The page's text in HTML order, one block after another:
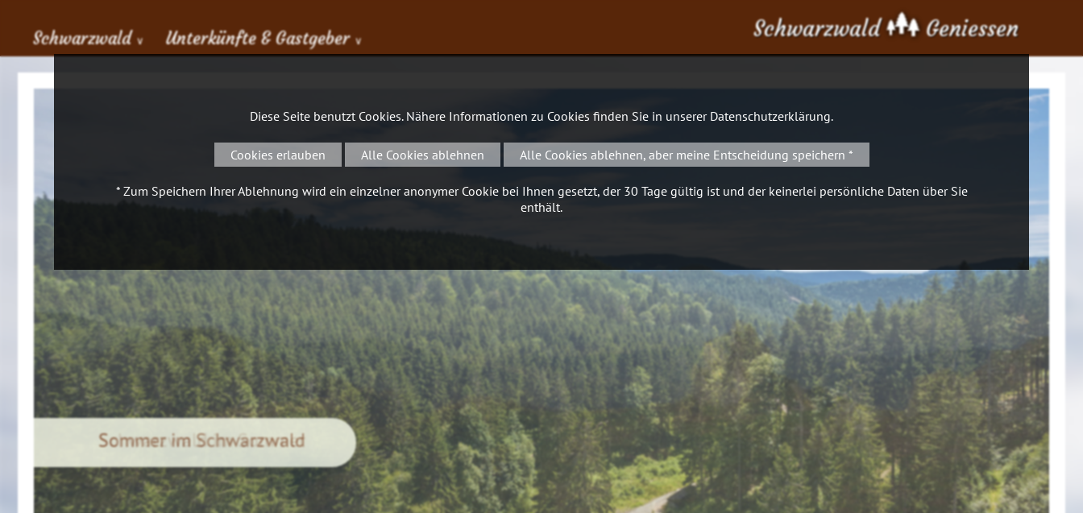
Schwarzwald ∨ Unterkünfte & Gastgeber ∨ Schwarzwald Geniessen
Schwarzwald im Sommer
Diese Seite benutzt Cookies. Nähere Informationen zu Cookies finden Sie in unserer Datenschutzerklärung.
Cookies erlauben Alle Cookies ablehnen Alle Cookies ablehnen, aber meine Entscheidung speichern *
* Zum Speichern Ihrer Ablehnung wird ein einzelner anonymer Cookie bei Ihnen gesetzt, der 30 Tage gültig ist und der keinerlei persönliche Daten über Sie
enthält.